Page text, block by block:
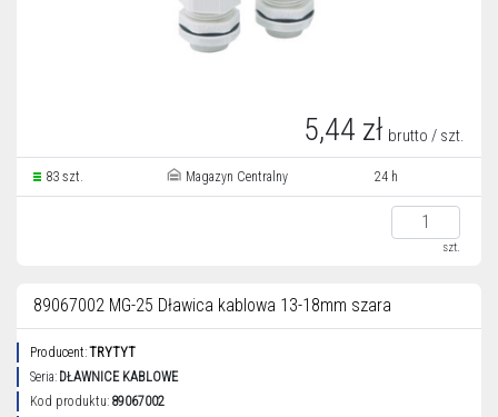
5,44 zł brutto / szt.
83 szt. Magazyn Centralny 24 h
szt.
89067002 MG-25 Dławica kablowa 13-18mm szara
Producent:TRYTYT
Seria: DŁAWNICE KABLOWE
Kod produktu: 89067002